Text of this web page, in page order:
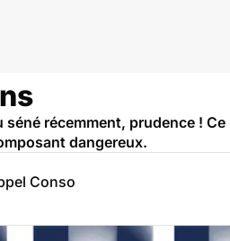
récemment, prudence !
dangereux.
Conso